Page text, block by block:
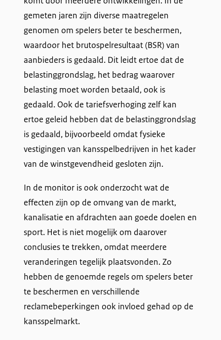
gemeten jaren zijn diverse maatregelen
genomen om spelers beter te beschermen,
waardoor het brutospelresultaat (BSR) van
aanbieders is gedaald. Dit leidt ertoe dat de
belastinggrondslag, het bedrag waarover
belasting moet worden betaald, ook is
gedaald. Ook de tariefsverhoging zelf kan
ertoe geleid hebben dat de belastinggrondslag
is gedaald, bijvoorbeeld omdat fysieke
vestigingen van kansspelbedrijven in het kader
van de winstgevendheid gesloten zijn.
In de monitor is ook onderzocht wat de
effecten zijn op de omvang van de markt,
kanalisatie en afdrachten aan goede doelen en
sport. Het is niet mogelijk om daarover
conclusies te trekken, omdat meerdere
veranderingen tegelijk plaatsvonden. Zo
hebben de genoemde regels om spelers beter
te beschermen en verschillende
reclamebeperkingen ook invloed gehad op de
kansspelmarkt.